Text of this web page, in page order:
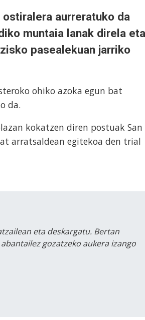
ostiralera aurreratuko da
muntaia lanak direla
pasealekuan jarriko
ohiko azoka egun bat
da.
kokatzen diren postuak San
arratsaldean egitekoa den trial
eta deskargatu. Bertan
gozatzeko aukera izango